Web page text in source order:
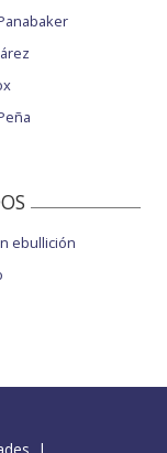
ebullición